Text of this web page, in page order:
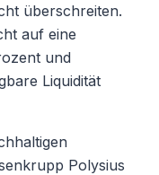
überschreiten.
auf eine
und
Liquidität
Polysius